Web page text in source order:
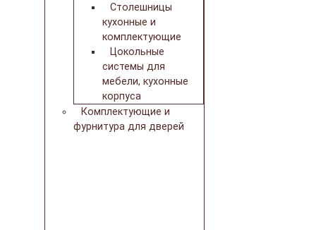
Столешницы
кухонные и
комплектующие
Цокольные
системы для
мебели, кухонные
корпуса
Комплектующие и
фурнитура для дверей